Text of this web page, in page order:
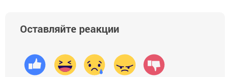
Оставляйте реакции